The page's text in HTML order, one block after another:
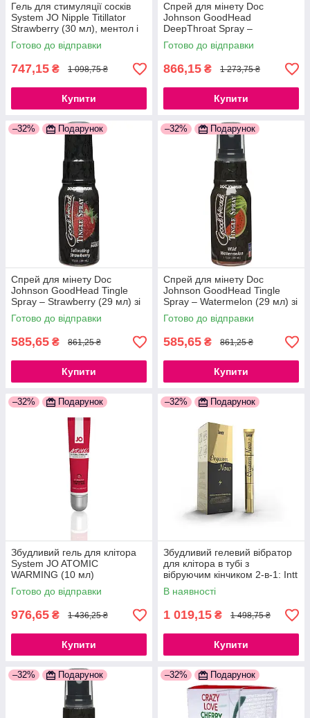
Гель для стимуляції сосків
System JO Nipple Titillator
Strawberry (30 мл), ментол і
перцева м'ята
777Store.com.ua
Готово до відправки
747,15 ₴ 1 098,75 ₴
Купити
Спрей для мінету Doc
Johnson GoodHead
DeepThroat Spray –
Watermelon 59 мл для
глибокого мінета
Готово до відправки
866,15 ₴ 1 273,75 ₴
Купити
–32% Подарунок
Спрей для мінету Doc
Johnson GoodHead Tingle
Spray – Strawberry (29 мл) зі
стимулюючим ефектом
777Store.com.ua
Готово до відправки
585,65 ₴ 861,25 ₴
Купити
–32% Подарунок
Спрей для мінету Doc
Johnson GoodHead Tingle
Spray – Watermelon (29 мл) зі
стимулюючим ефектом
777Store.com.ua
Готово до відправки
585,65 ₴ 861,25 ₴
Купити
–32% Подарунок
Збудливий гель для клітора
System JO ATOMIC
WARMING (10 мл)
розігріваючий
777Store.com.ua
Готово до відправки
976,65 ₴ 1 436,25 ₴
Купити
–32% Подарунок
Збудливий гелевий вібратор
для клітора в тубі з
вібруючим кінчиком 2-в-1: Intt
Orgasm Now (15 мл)
777Store.com.ua
В наявності
1 019,15 ₴ 1 498,75 ₴
Купити
–32% Подарунок –32% Подарунок